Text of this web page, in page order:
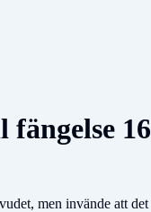
men invände att